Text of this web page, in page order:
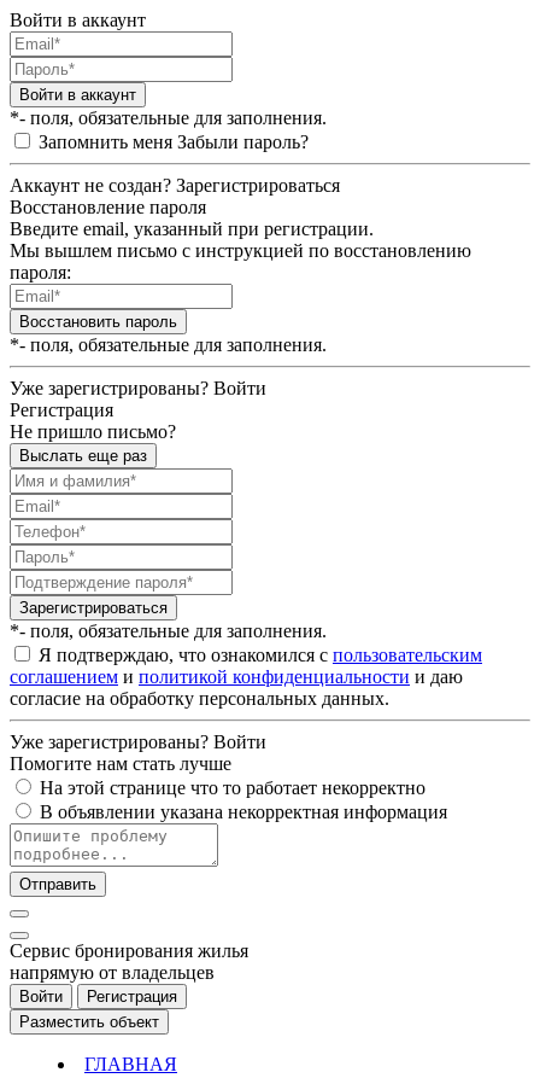
Войти в аккаунт
Войти в аккаунт
*- поля, обязательные для заполнения.
Запомнить меня Забыли пароль?
Аккаунт не создан? Зарегистрироваться
Восстановление пароля
Введите email, указанный при регистрации.
Мы вышлем письмо с инструкцией по восстановлению
пароля:
Восстановить пароль
*- поля, обязательные для заполнения.
Уже зарегистрированы? Войти
Регистрация
Не пришло письмо?
Выслать еще раз
Зарегистрироваться
*- поля, обязательные для заполнения.
Я подтверждаю, что ознакомился с пользовательским
соглашением и политикой конфиденциальности и даю
согласие на обработку персональных данных.
Уже зарегистрированы? Войти
Помогите нам стать лучше
На этой странице что то работает некорректно
В объявлении указана некорректная информация
Отправить
Cервис бронирования жилья
напрямую от владельцев
Войти
Регистрация
Разместить объект
ГЛАВНАЯ